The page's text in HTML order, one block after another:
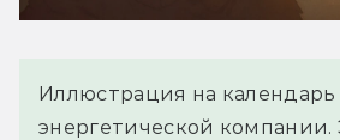
Иллюстрация на календарь
энергетической компании.